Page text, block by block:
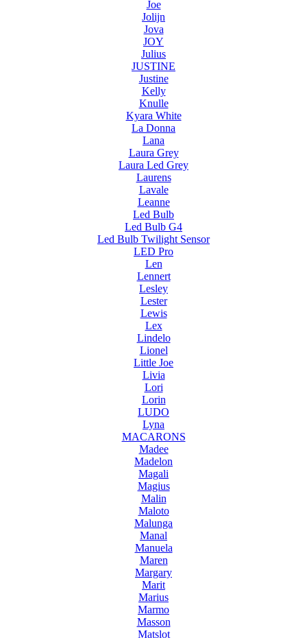
Joe
Jolijn
Jova
JOY
Julius
JUSTINE
Justine
Kelly
Knulle
Kyara White
La Donna
Lana
Laura Grey
Laura Led Grey
Laurens
Lavale
Leanne
Led Bulb
Led Bulb G4
Led Bulb Twilight Sensor
LED Pro
Len
Lennert
Lesley
Lester
Lewis
Lex
Lindelo
Lionel
Little Joe
Livia
Lori
Lorin
LUDO
Lyna
MACARONS
Madee
Madelon
Magali
Magius
Malin
Maloto
Malunga
Manal
Manuela
Maren
Margary
Marit
Marius
Marmo
Masson
Matslot